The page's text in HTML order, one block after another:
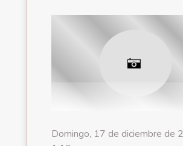
Domingo, 17 de diciembre de